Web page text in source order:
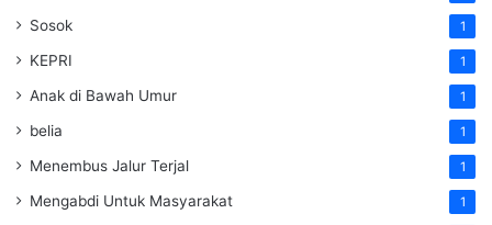
Sosok 1
KEPRI 1
Anak di Bawah Umur 1
belia 1
Menembus Jalur Terjal 1
Mengabdi Untuk Masyarakat 1